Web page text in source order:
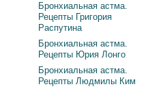
Бронхиальная астма.
Рецепты Григория
Распутина
Бронхиальная астма.
Рецепты Юрия Лонго
Бронхиальная астма.
Рецепты Людмилы Ким